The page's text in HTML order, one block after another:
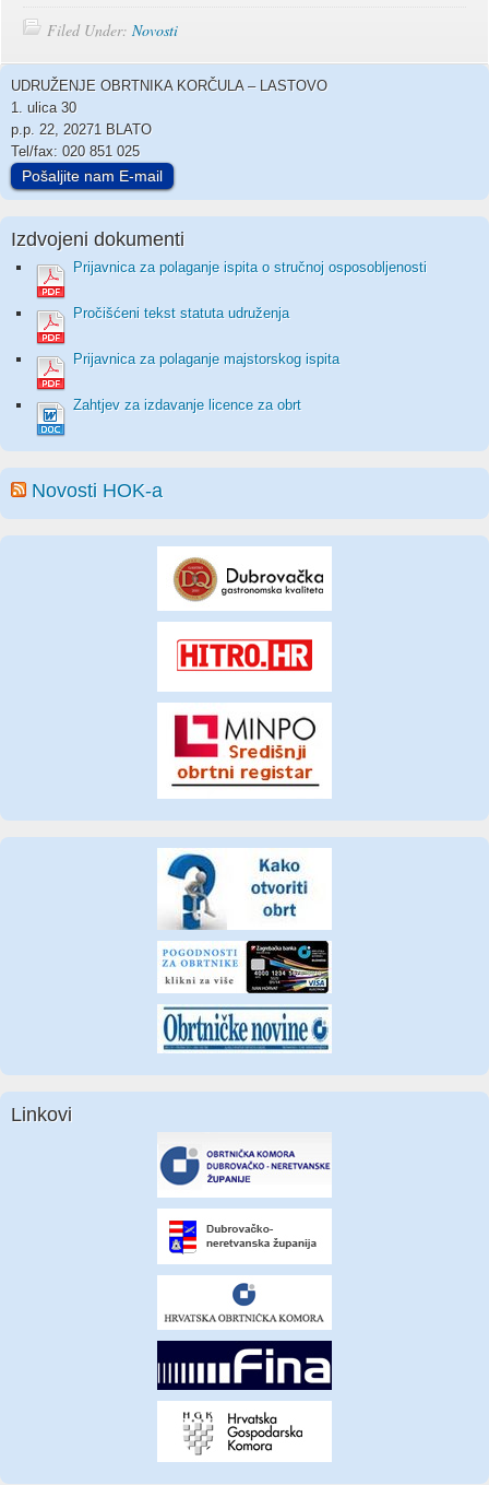
Filed Under: Novosti
UDRUŽENJE OBRTNIKA KORČULA – LASTOVO
1. ulica 30
p.p. 22, 20271 BLATO
Tel/fax: 020 851 025
Pošaljite nam E-mail
Izdvojeni dokumenti
Prijavnica za polaganje ispita o stručnoj osposobljenosti
Pročišćeni tekst statuta udruženja
Prijavnica za polaganje majstorskog ispita
Zahtjev za izdavanje licence za obrt
Novosti HOK-a
Linkovi